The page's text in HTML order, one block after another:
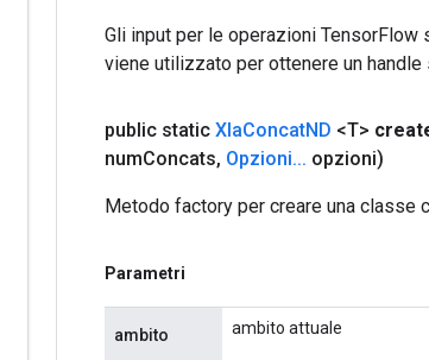
Gli input per le operazioni TensorFlow
viene utilizzato per ottenere un
public static XlaConcatND <T>
numConcats, Opzioni... opzioni)
Metodo factory per creare una classe
Parametri
ambito ambito attuale